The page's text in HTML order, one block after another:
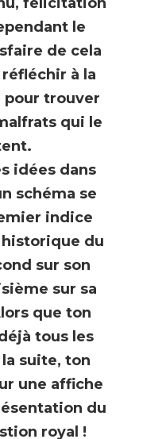
le
de cela
à la
pour trouver
qui le
idées dans
schéma se
indice
du
sur son
sur sa
que ton
tous les
suite, ton
une affiche
du
royal !